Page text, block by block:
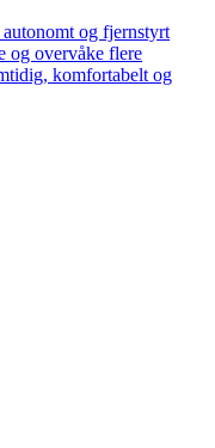
og fjernstyrt
og overvåke flere
komfortabelt og